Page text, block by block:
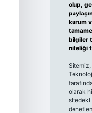
olup,
kurum
bilgiler
niteliği
Sitemiz,
olarak
sitedeki